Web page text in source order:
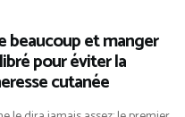
beaucoup et manger
pour éviter la
cutanée